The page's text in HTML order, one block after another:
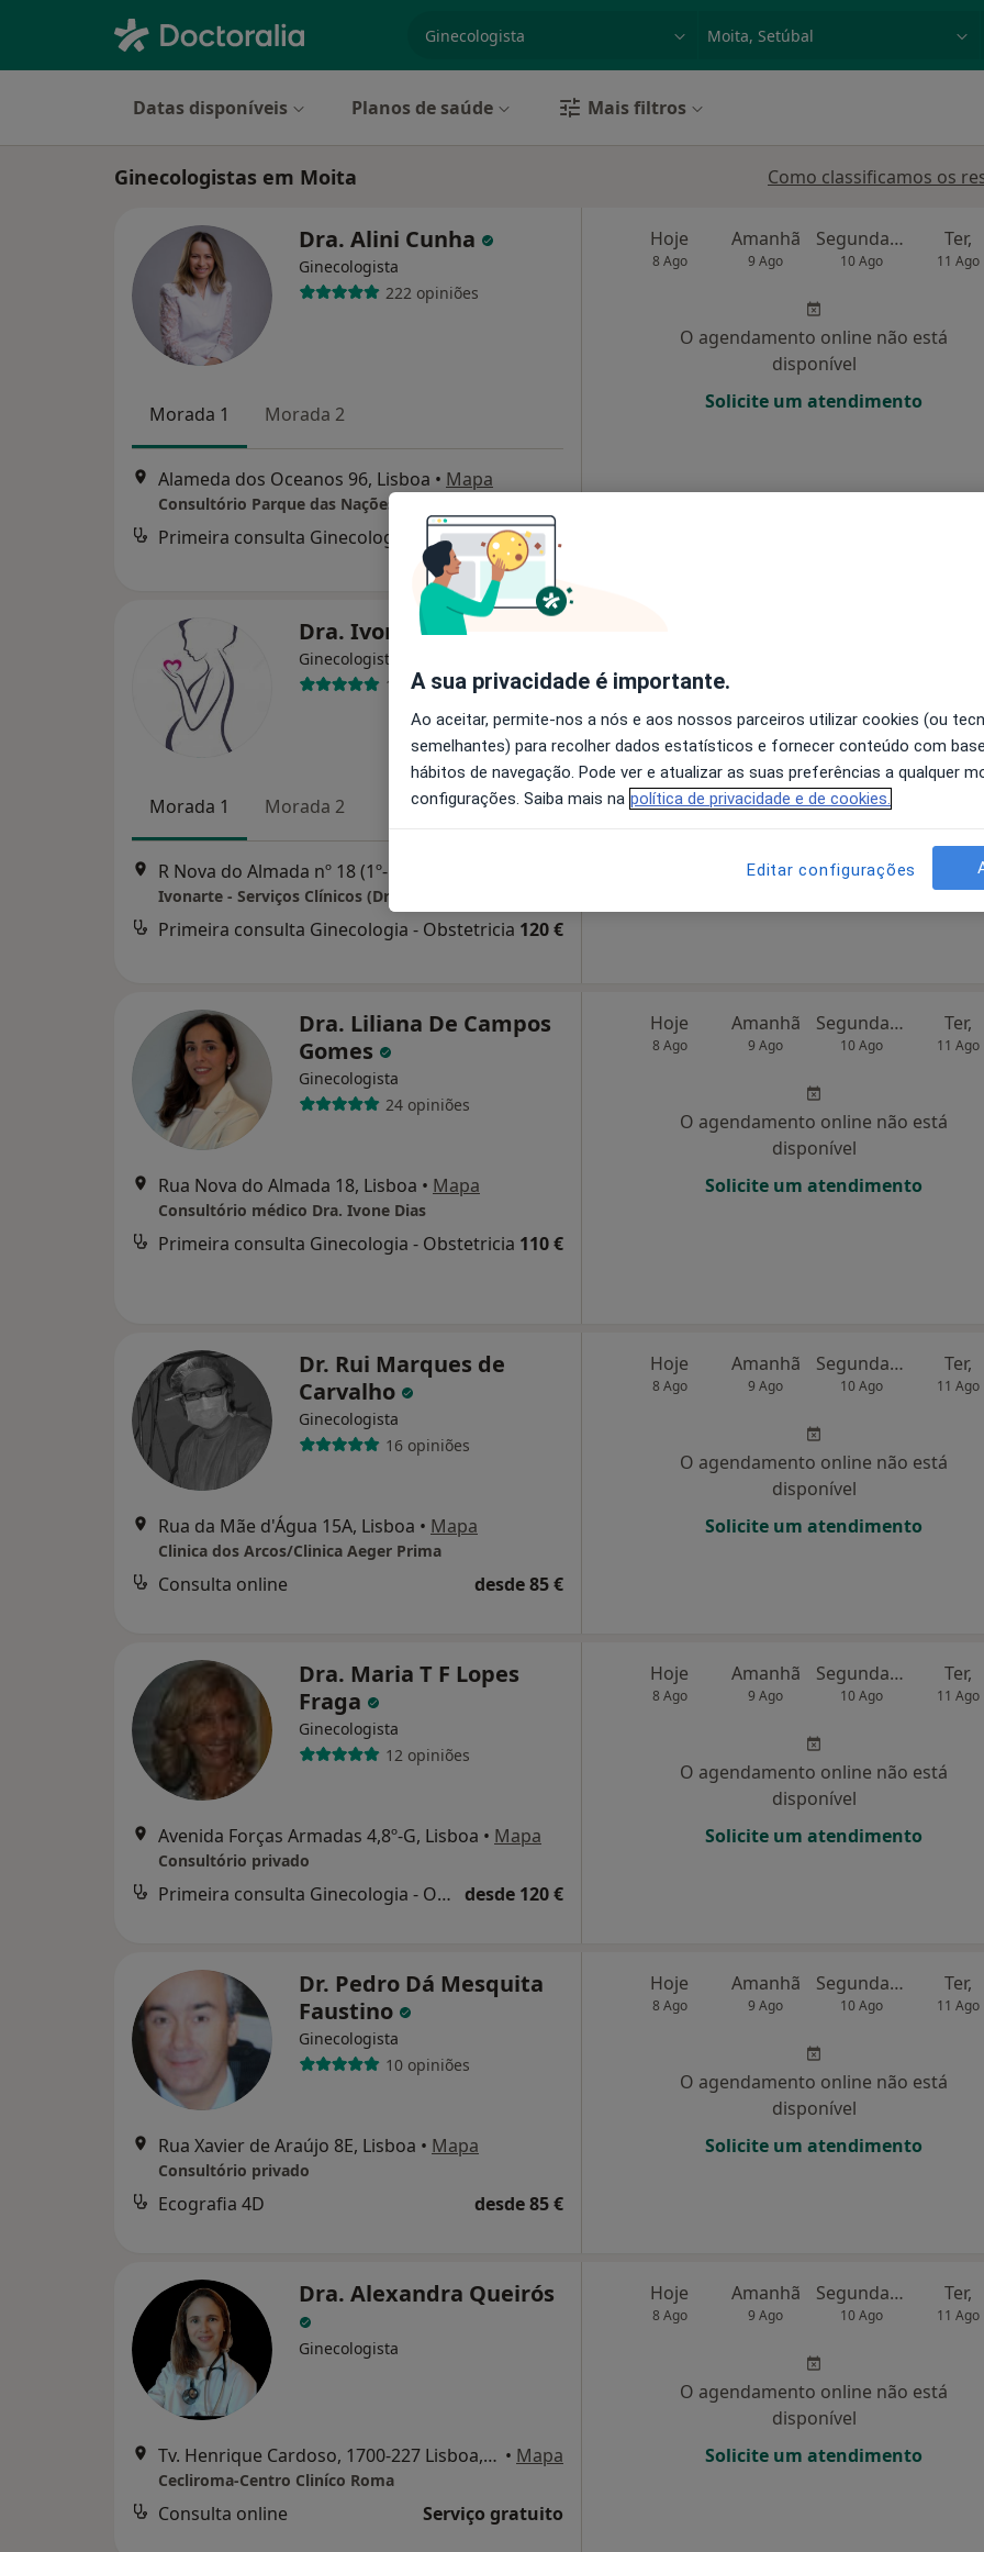
p. ex. Lisboa
Datas disponíveis Planos de saúde Mais filtros
Ginecologistas em Moita Como classificamos os
Dra. Alini Cunha
Ginecologista
222 opiniões
Morada 1 Morada 2
Alameda dos Oceanos 96, Lisboa • Mapa
Consultório Parque das Nações (Vila Expo)
Primeira consulta Ginecologia - Obstetricia110 €
Hoje
8 Ago
Amanhã
9 Ago
Segunda-feira
10 Ago
Ter,
11 Ago
O agendamento online não está
disponível
Solicite um atendimento
Dra. Ivone Lopes Dias
Ginecologista
155 opiniões
Morada 1 Morada 2
Ivonarte - Serviços Clínicos (Drª Ivone Lopes Dias)
Primeira consulta Ginecologia - Obstetricia 120 €
O agendamento online não está
disponível
Solicite um atendimento
Dra. Liliana De Campos
Gomes
Ginecologista
24 opiniões
Rua Nova do Almada 18, Lisboa • Mapa
Consultório médico Dra. Ivone Dias
Primeira consulta Ginecologia - Obstetricia 110 €
Hoje
8 Ago
Amanhã
9 Ago
Segunda-feira
10 Ago
Ter,
11 Ago
O agendamento online não está
disponível
Solicite um atendimento
Dr. Rui Marques de
Carvalho
Ginecologista
16 opiniões
Rua da Mãe d'Água 15A, Lisboa • Mapa
Clinica dos Arcos/Clinica Aeger Prima
Consulta online desde 85 €
Hoje
8 Ago
Amanhã
9 Ago
Segunda-feira
10 Ago
Ter,
11 Ago
O agendamento online não está
disponível
Solicite um atendimento
Dra. Maria T F Lopes
Fraga
Ginecologista
12 opiniões
Avenida Forças Armadas 4,8º-G, Lisboa • Mapa
Consultório privado
Primeira consulta Ginecologia - Obstetricia desde 120 €
Hoje
8 Ago
Amanhã
9 Ago
Segunda-feira
10 Ago
Ter,
11 Ago
O agendamento online não está
disponível
Solicite um atendimento
Dr. Pedro Dá Mesquita
Faustino
Ginecologista
10 opiniões
Rua Xavier de Araújo 8E, Lisboa • Mapa
Consultório privado
Ecografia 4D desde 85 €
Hoje
8 Ago
Amanhã
9 Ago
Segunda-feira
10 Ago
Ter,
11 Ago
O agendamento online não está
disponível
Solicite um atendimento
Dra. Alexandra Queirós
Ginecologista
Tv. Henrique Cardoso, 1700-227 Lisboa, Lisboa • Mapa
Cecliroma-Centro Cliníco Roma
Consulta online Serviço gratuito
Hoje
8 Ago
Amanhã
9 Ago
Segunda-feira
10 Ago
Ter,
11 Ago
O agendamento online não está
disponível
Solicite um atendimento
A sua privacidade é importante.
Ao aceitar, permite-nos a nós e aos nossos parceiros utilizar cookies (ou
semelhantes) para recolher dados estatísticos e fornecer conteúdo com
hábitos de navegação. Pode ver e atualizar as suas preferências a qualquer
configurações. Saiba mais na política de privacidade e de cookies.
Editar configurações